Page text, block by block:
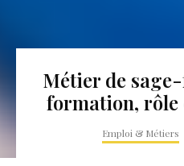
Métier de
formation, rôle
Emploi & Métiers